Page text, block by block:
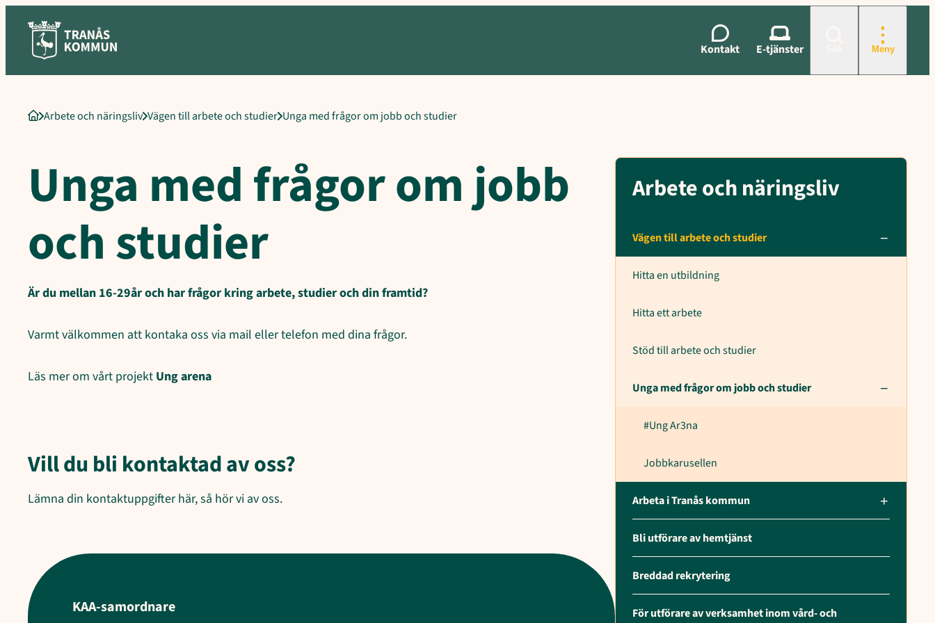
innehåll
Kontakt E-tjänster Meny
Startsida
Arbete och näringsliv Vägen till arbete och studier Unga med frågor om jobb och studier
Unga med frågor om jobb
och studier
Är du mellan 16-29år och har frågor kring arbete, studier och din framtid?
Varmt välkommen att kontaka oss via mail eller telefon med dina frågor.
Läs mer om vårt projekt Ung arena
Vill du bli kontaktad av oss?
Lämna din kontaktuppgifter här, så hör vi av oss.
KAA-samordnare
Arbete och näringsliv
Vägen till arbete och studier
Hitta en utbildning
Hitta ett arbete
Stöd till arbete och studier
Unga med frågor om jobb och studier
#Ung Ar3na
Jobbkarusellen
Arbeta i Tranås kommun
Bli utförare av hemtjänst
Breddad rekrytering
För utförare av verksamhet inom vård- och